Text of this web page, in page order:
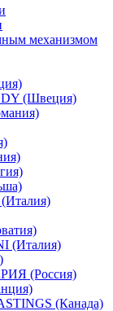
механизмом
(Швеция)
(Италия)
(Россия)
(Канада)